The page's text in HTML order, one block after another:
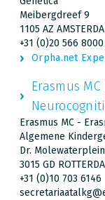
Meibergdreef 9
1105 AZ
+31 (0)20 566 8000
Orpha.net
Erasmus
Erasmus MC -
Algemene
Dr.
3015 GD
+31 (0)10 703 6146